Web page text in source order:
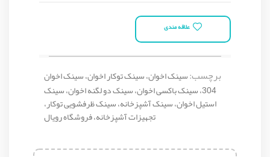
علاقه مندی
برچسب:سینک اخوان، سینک توکار اخوان، سینک اخوان
304، سینک باکسی اخوان، سینک دو لگنه اخوان، سینک
استیل اخوان، سینک آشپزخانه، سینک ظرفشویی توکار،
تجهیزات آشپزخانه، فروشگاه رویال